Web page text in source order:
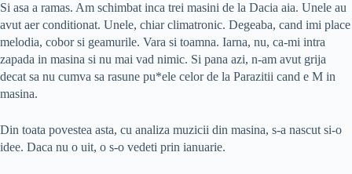
Si asa a ramas. Am schimbat inca trei masini de la Dacia aia. Unele au
avut aer conditionat. Unele, chiar climatronic. Degeaba, cand imi place
melodia, cobor si geamurile. Vara si toamna. Iarna, nu, ca-mi intra
zapada in masina si nu mai vad nimic. Si pana azi, n-am avut grija
decat sa nu cumva sa rasune pu*ele celor de la Parazitii cand e M in
masina.
Din toata povestea asta, cu analiza muzicii din masina, s-a nascut si-o
idee. Daca nu o uit, o s-o vedeti prin ianuarie.